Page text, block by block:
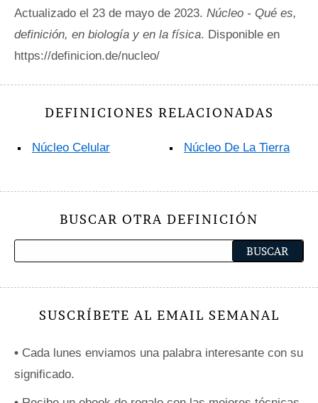
Actualizado el 23 de mayo de 2023. Núcleo - Qué es,
definición, en biología y en la física. Disponible en
https://definicion.de/nucleo/
DEFINICIONES RELACIONADAS
Núcleo Celular Núcleo De La Tierra
BUSCAR OTRA DEFINICIÓN
SUSCRÍBETE AL EMAIL SEMANAL
• Cada lunes enviamos una palabra interesante con su
significado.